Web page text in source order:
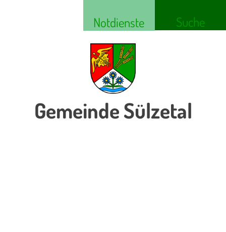
Notdienste Suche
Gemeinde Sülzetal